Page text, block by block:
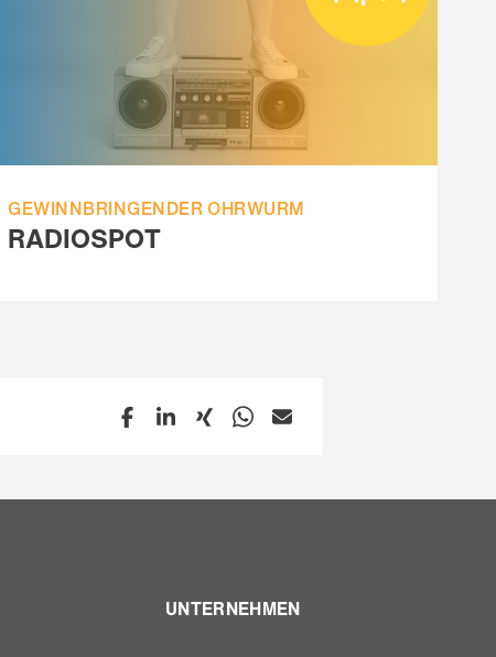
GEWINNBRINGENDER OHRWURM
RADIOSPOT
UNTERNEHMEN